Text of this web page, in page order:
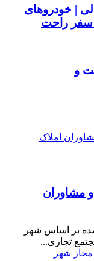
| خودروهای
سفر راحت
و
و مشاوران
بر اساس شهر
تجاری...